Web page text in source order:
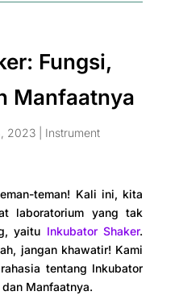
Fungsi,
Manfaatnya
2023| Instrument
teman! Kali ini, kita
laboratorium yang tak
yaitu Inkubator Shaker.
jangan khawatir! Kami
tentang Inkubator
Manfaatnya.